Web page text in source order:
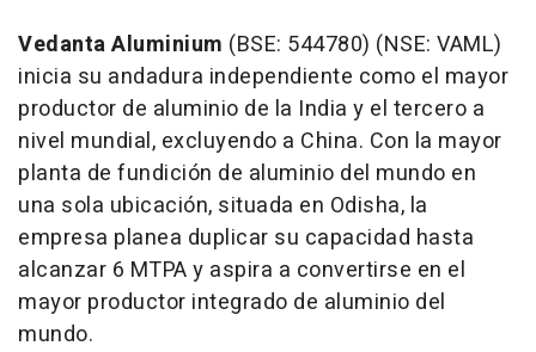
Vedanta Aluminium (BSE: 544780) (NSE: VAML)
inicia su andadura independiente como el mayor
productor de aluminio de la India y el tercero a
nivel mundial, excluyendo a China. Con la mayor
planta de fundición de aluminio del mundo en
una sola ubicación, situada en Odisha, la
empresa planea duplicar su capacidad hasta
alcanzar 6 MTPA y aspira a convertirse en el
mayor productor integrado de aluminio del
mundo.